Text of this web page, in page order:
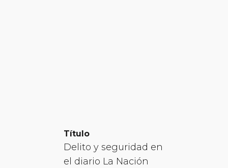
Título
Delito y seguridad en
el diario La Nación